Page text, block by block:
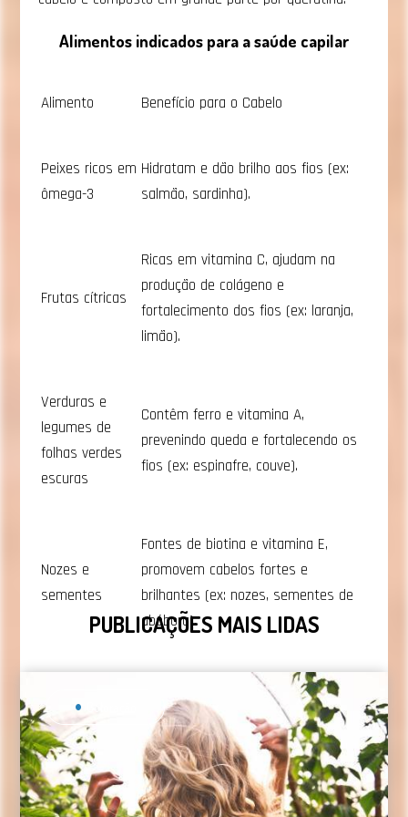
Alimentos indicados para a saúde capilar
Alimento Benefício para o Cabelo
Peixes ricos em
ômega-3
Hidratam e dão brilho aos fios (ex:
salmão, sardinha).
Frutas cítricas
Ricas em vitamina C, ajudam na
produção de colágeno e
fortalecimento dos fios (ex: laranja,
limão).
Verduras e
legumes de
folhas verdes
escuras
Contêm ferro e vitamina A,
prevenindo queda e fortalecendo os
fios (ex: espinafre, couve).
Nozes e
sementes
Fontes de biotina e vitamina E,
promovem cabelos fortes e
brilhantes (ex: nozes, sementes de
abóbora).
Evite ao máximo dietas restritivas
Dietas que restringem calorias ou nutrientes podem
afetar diretamente a saúde capilar. A falta de
nutrientes pode resultar em cabelos frágeis, com
maior tendência à queda e ao ressecamento. Manter
PUBLICAÇÕES MAIS LIDAS